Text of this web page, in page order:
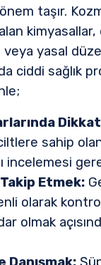
taşır.
kimyasallar,
veya yasal
ciddi sağlık
sahip
incelemesi
Takip Etmek:
olarak
olmak